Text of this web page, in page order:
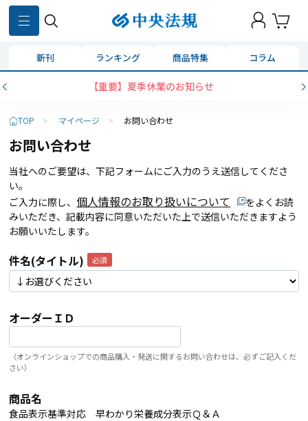
新刊 ランキング 商品特集 コラム
【重要】夏季休業のお知らせ
TOP > マイページ > お問い合わせ
お問い合わせ
当社へのご要望は、下記フォームにご入力のうえ送信してくださ
い。
ご入力に際し、 個人情報のお取り扱いについて
をよくお読
みいただき、記載内容に同意いただいた上で送信いただきますよう
お願いいたします。
件名(タイトル)
オーダーＩＤ
（オンラインショップでの商品購入・発送に関するお問い合わせは、必ずご記入くだ
さい）
商品名
食品表示基準対応 早わかり栄養成分表示Ｑ＆Ａ